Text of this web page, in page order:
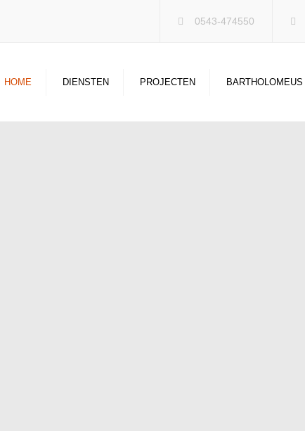
0543-474550
HOME DIENSTEN PROJECTEN BARTHOLOMEUS